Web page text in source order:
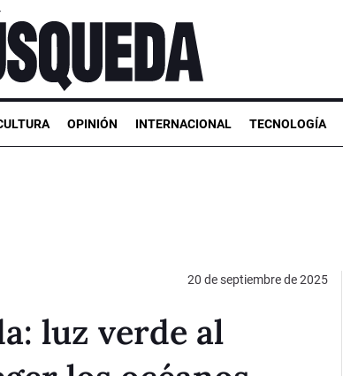
OPINIÓN INTERNACIONAL TECNOLOGÍA
20 de septiembre de 2025
luz verde al